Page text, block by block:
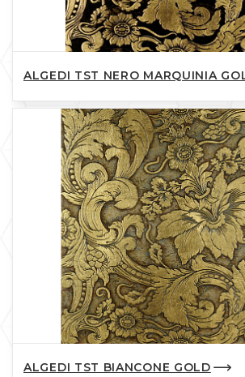
ALGEDI TST NERO MARQUINIA
ALGEDI TST BIANCONE GOLD